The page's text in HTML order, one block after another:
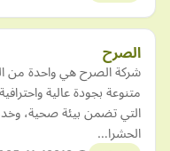
الصرح
شركة الصرح هي واحدة من
متنوعة بجودة عالية
التي تضمن بيئة صحية،
الحشرا…